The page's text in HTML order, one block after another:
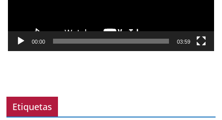
o
í
00:00 03:59
Etiquetas